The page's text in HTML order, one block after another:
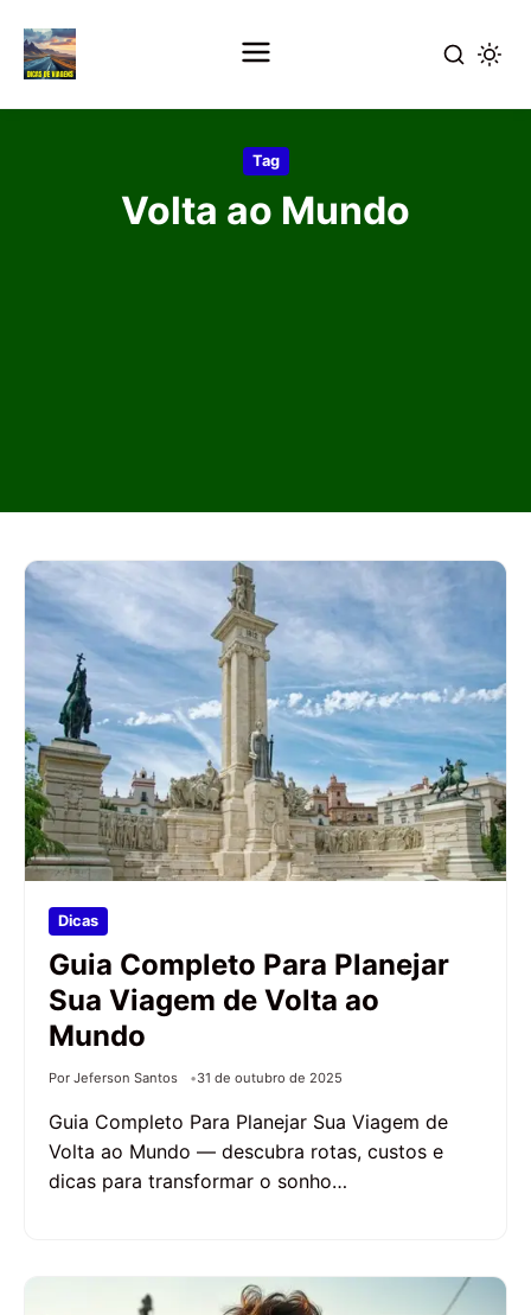
Tag
Volta ao Mundo
Dicas
Guia Completo Para Planejar
Sua Viagem de Volta ao
Mundo
Por Jeferson Santos 31 de outubro de 2025
Guia Completo Para Planejar Sua Viagem de
Volta ao Mundo — descubra rotas, custos e
dicas para transformar o sonho…